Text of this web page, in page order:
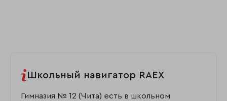
Школьный навигатор RAEX
Гимназия № 12 (Чита) есть в школьном